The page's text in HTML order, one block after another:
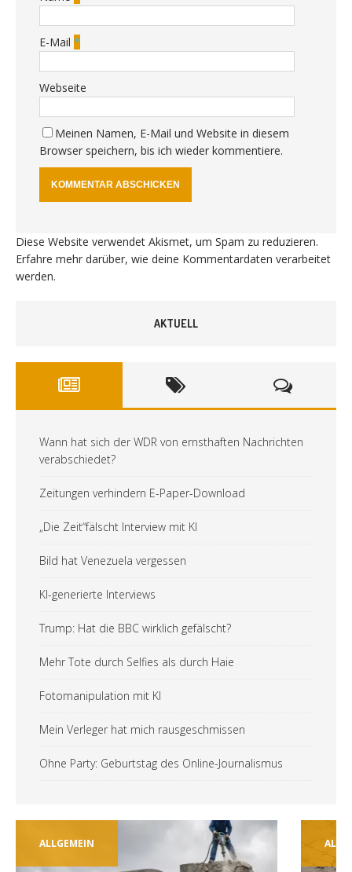
E-Mail *
Webseite
Meinen Namen, E-Mail und Website in diesem
Browser speichern, bis ich wieder kommentiere.
Diese Website verwendet Akismet, um Spam zu reduzieren.
Erfahre mehr darüber, wie deine Kommentardaten verarbeitet
werden.
AKTUELL
Wann hat sich der WDR von ernsthaften Nachrichten
verabschiedet?
Zeitungen verhindern E-Paper-Download
„Die Zeit“fälscht Interview mit KI
Bild hat Venezuela vergessen
KI-generierte Interviews
Trump: Hat die BBC wirklich gefälscht?
Mehr Tote durch Selfies als durch Haie
Fotomanipulation mit KI
Mein Verleger hat mich rausgeschmissen
Ohne Party: Geburtstag des Online-Journalismus
ALLGEMEIN